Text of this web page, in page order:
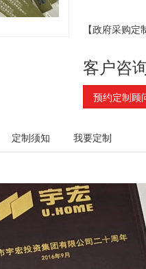
【政府采购定
客户咨
预约定制顾
定制须知 我要定制